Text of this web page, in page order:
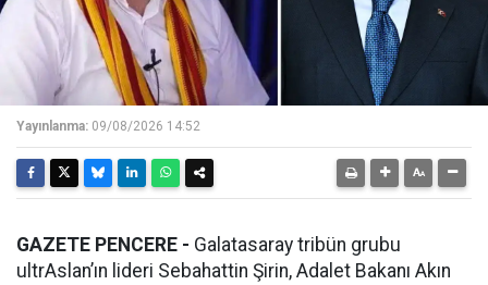
Yayınlanma: 09/08/2026 14:52
GAZETE PENCERE - Galatasaray tribün grubu
ultrAslan’ın lideri Sebahattin Şirin, Adalet Bakanı Akın